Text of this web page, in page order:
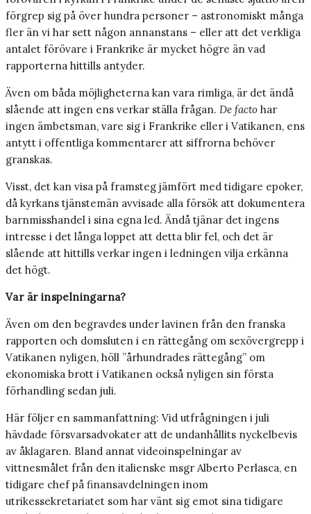
förgrep sig på över hundra personer – astronomiskt många
fler än vi har sett någon annanstans – eller att det verkliga
antalet förövare i Frankrike är mycket högre än vad
rapporterna hittills antyder.
Även om båda möjligheterna kan vara rimliga, är det ändå
slående att ingen ens verkar ställa frågan. De facto har
ingen ämbetsman, vare sig i Frankrike eller i Vatikanen, ens
antytt i offentliga kommentarer att siffrorna behöver
granskas.
Visst, det kan visa på framsteg jämfört med tidigare epoker,
då kyrkans tjänstemän avvisade alla försök att dokumentera
barnmisshandel i sina egna led. Ändå tjänar det ingens
intresse i det långa loppet att detta blir fel, och det är
slående att hittills verkar ingen i ledningen vilja erkänna
det högt.
Var är inspelningarna?
Även om den begravdes under lavinen från den franska
rapporten och domsluten i en rättegång om sexövergrepp i
Vatikanen nyligen, höll ”århundrades rättegång” om
ekonomiska brott i Vatikanen också nyligen sin första
förhandling sedan juli.
Här följer en sammanfattning: Vid utfrågningen i juli
hävdade försvarsadvokater att de undanhållits nyckelbevis
av åklagaren. Bland annat videoinspelningar av
vittnesmålet från den italienske msgr Alberto Perlasca, en
tidigare chef på finansavdelningen inom
utrikessekretariatet som har vänt sig emot sina tidigare